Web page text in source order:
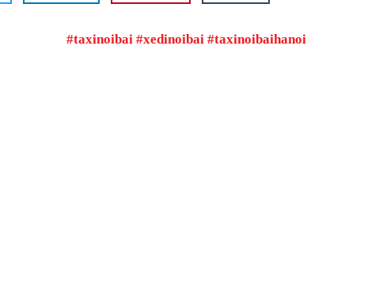
#taxinoibai #xedinoibai #taxinoibaihanoi